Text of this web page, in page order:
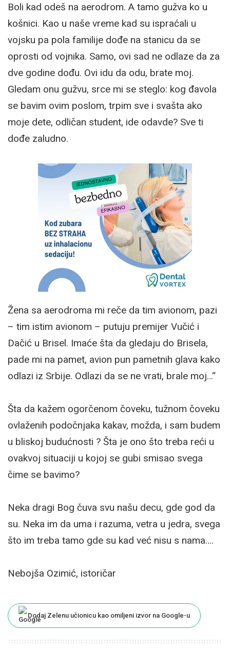
Boli kad odeš na aerodrom. A tamo gužva ko u
košnici. Kao u naše vreme kad su ispraćali u
vojsku pa pola familije dođe na stanicu da se
oprosti od vojnika. Samo, ovi sad ne odlaze da za
dve godine dođu. Ovi idu da odu, brate moj.
Gledam onu gužvu, srce mi se steglo: kog đavola
se bavim ovim poslom, trpim sve i svašta ako
moje dete, odličan student, ide odavde? Sve ti
dođe zaludno.
Žena sa aerodroma mi reče da tim avionom, pazi
– tim istim avionom – putuju premijer Vučić i
Dačić u Brisel. Imaće šta da gledaju do Brisela,
pade mi na pamet, avion pun pametnih glava kako
odlazi iz Srbije. Odlazi da se ne vrati, brale moj…“
Šta da kažem ogorčenom čoveku, tužnom čoveku
ovlaženih podočnjaka kakav, možda, i sam budem
u bliskoj budućnosti ? Šta je ono što treba reći u
ovakvoj situaciji u kojoj se gubi smisao svega
čime se bavimo?
Neka dragi Bog čuva svu našu decu, gde god da
su. Neka im da uma i razuma, vetra u jedra, svega
što im treba tamo gde su kad već nisu s nama….
Nebojša Ozimić, istoričar
Dodaj Zelenu učionicu kao omiljeni izvor na Google-u